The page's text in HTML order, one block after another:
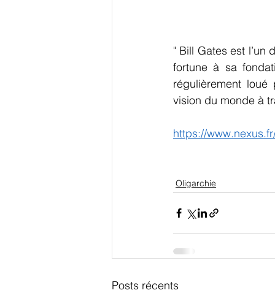
" Bill Gates est
fortune à sa
régulièrement
vision du monde à
https://
Oligarchie
Posts récents